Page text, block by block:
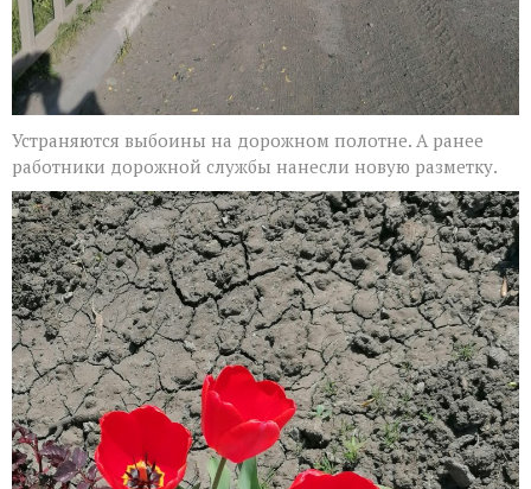
Устраняются выбоины на дорожном полотне. А ранее
работники дорожной службы нанесли новую разметку.